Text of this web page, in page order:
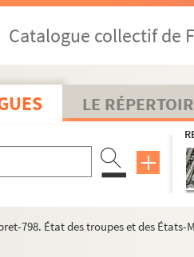
Catalogue collectif de
LE
798. État des troupes et des États-
des constitutions des chanoines
de Paris à Lyon, à Monaco et en
des grands de l'univers
sur les ports, quais, halles,
de voyage de Paris à Moulins, à
beautez de Versailles ou
chronologique des hérésies
d'Espagne et de Portugal, du